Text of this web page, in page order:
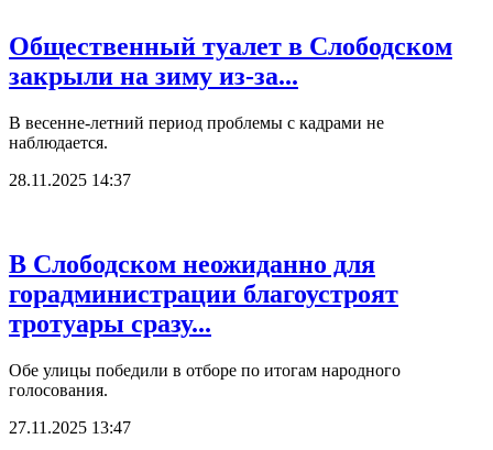
Общественный туалет в Слободском
закрыли на зиму из-за...
В весенне-летний период проблемы с кадрами не
наблюдается.
28.11.2025 14:37
В Слободском неожиданно для
горадминистрации благоустроят
тротуары сразу...
Обе улицы победили в отборе по итогам народного
голосования.
27.11.2025 13:47